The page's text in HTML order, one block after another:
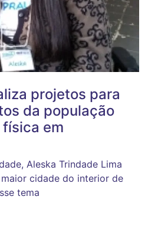
projetos para
da população
em
Aleska Trindade Lima
cidade do interior de
tema